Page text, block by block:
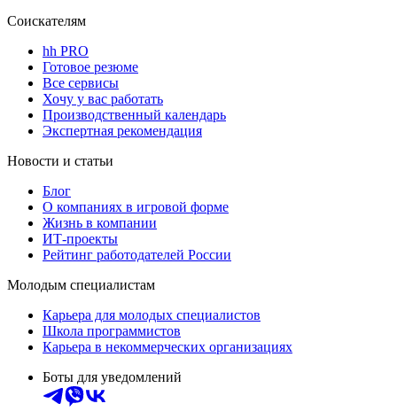
Соискателям
hh PRO
Готовое резюме
Все сервисы
Хочу у вас работать
Производственный календарь
Экспертная рекомендация
Новости и статьи
Блог
О компаниях в игровой форме
Жизнь в компании
ИТ-проекты
Рейтинг работодателей России
Молодым специалистам
Карьера для молодых специалистов
Школа программистов
Карьера в некоммерческих организациях
Боты для уведомлений